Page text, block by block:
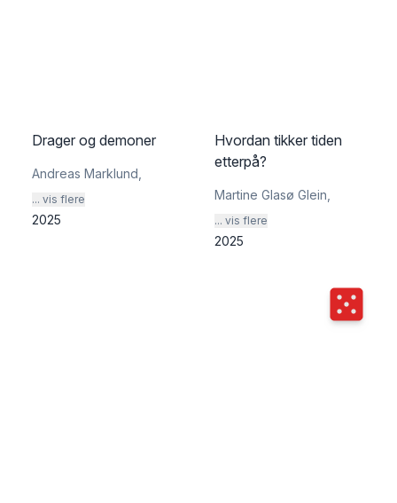
Drager og demoner
Andreas Marklund
... vis flere
2025
Hvordan tikker tiden
etterpå?
Martine Glasø Glein
... vis flere
2025